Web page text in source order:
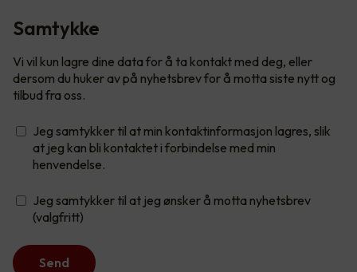
Samtykke
Vi vil kun lagre dine data for å ta kontakt med deg, eller
dersom du huker av på nyhetsbrev for å motta siste nytt og
tilbud fra oss.
Jeg samtykker til at min kontaktinformasjon lagres, slik
at jeg kan bli kontaktet i forbindelse med min
henvendelse.
Jeg samtykker til at jeg ønsker å motta nyhetsbrev
(valgfritt)
Send